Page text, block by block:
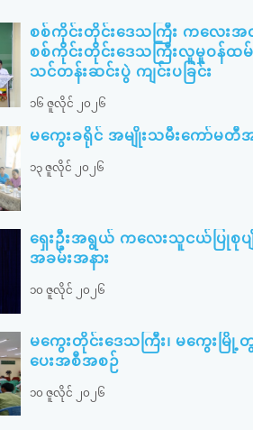
စစ်ကိုင်းတိုင်းဒေသကြီး ကလေးအလု
စစ်ကိုင်းတိုင်းဒေသကြီးလူမှုဝန်ထမ်
သင်တန်းဆင်းပွဲ ကျင်းပခြင်း
၁၆ ဇူလိုင် ၂၀၂၆
မကွေးခရိုင် အမျိုးသမီးကော်မတီ
၁၃ ဇူလိုင် ၂၀၂၆
ရှေးဦးအရွယ် ကလေးသူငယ်ပြုစုပျို
အခမ်းအနား
၁၀ ဇူလိုင် ၂၀၂၆
မကွေးတိုင်းဒေသကြီး၊ မကွေးမြို့တွ
ပေးအစီအစဉ်
၁၀ ဇူလိုင် ၂၀၂၆